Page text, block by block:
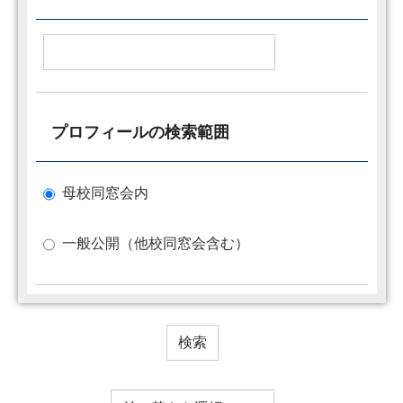
プロフィールの検索範囲
母校同窓会内
一般公開（他校同窓会含む）